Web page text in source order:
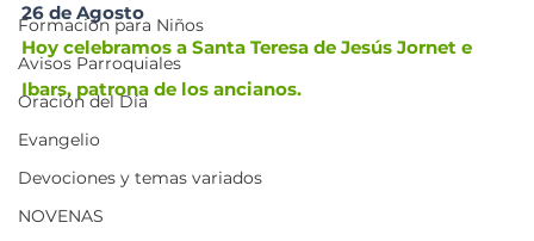
Formación para Niños
Avisos Parroquiales
Oración del Día
Evangelio
Devociones y temas variados
NOVENAS
26 de Agosto
Hoy celebramos a Santa Teresa de Jesús Jornet e
Ibars, patrona de los ancianos.